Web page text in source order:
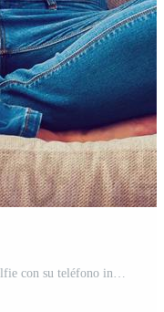
selfie casero. hermosa joven haciendo selfie con su teléfono inteligente y sonriendo mientras se sienta en el sofá en casa Foto Pro